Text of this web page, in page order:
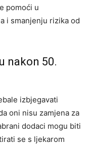
pomoći u
i smanjenju rizika od
nakon 50.
izbjegavati
oni nisu zamjena za
dodaci mogu biti
se s ljekarom